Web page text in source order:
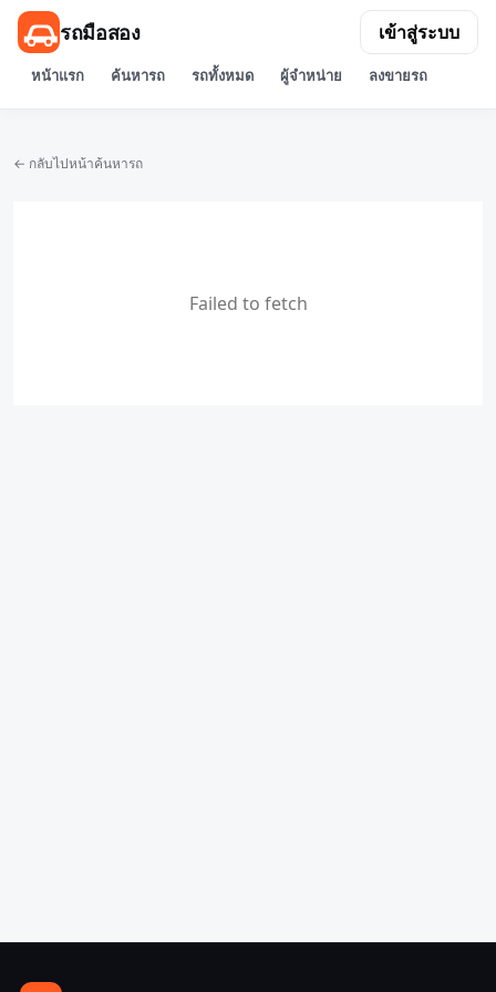
รถมือสอง
หน้าแรก ค้นหารถ รถทั้งหมด ผู้จำหน่าย ลงขายรถ
เข้าสู่ระบบ
← กลับไปหน้าค้นหารถ
Failed to fetch